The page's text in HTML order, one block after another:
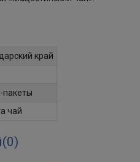
край
пакеты
чай
0)